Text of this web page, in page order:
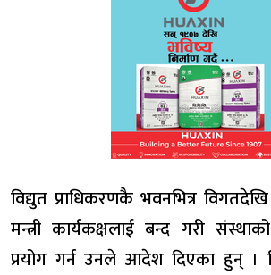
विद्युत प्राधिकरणकै भवनभित्र
मन्त्री कार्यकक्षलाई बन्द गरी
प्रयोग गर्न उनले आदेश दिएका हुन् ।